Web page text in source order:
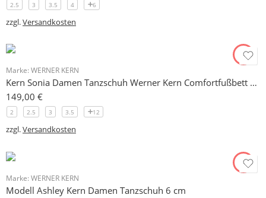
2.5 3 3.5 4 6
zzgl.Versandkosten
Marke: WERNER KERN
Kern Sonia Damen Tanzschuh Werner Kern Comfortfußbett 5 cm
149,00 €
2 2.5 3 3.5 12
zzgl.Versandkosten
Marke: WERNER KERN
Modell Ashley Kern Damen Tanzschuh 6 cm